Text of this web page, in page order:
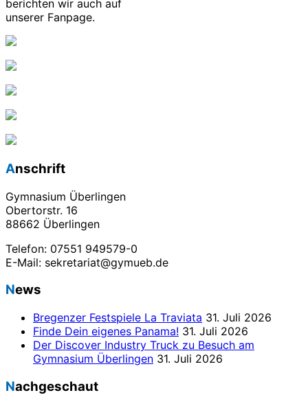
berichten wir auch auf
unserer Fanpage.
Anschrift
Gymnasium Überlingen
Obertorstr. 16
88662 Überlingen
Telefon: 07551 949579-0
E-Mail: sekretariat@gymueb.de
News
Bregenzer Festspiele La Traviata 31. Juli 2026
Finde Dein eigenes Panama! 31. Juli 2026
Der Discover Industry Truck zu Besuch am
Gymnasium Überlingen 31. Juli 2026
Nachgeschaut